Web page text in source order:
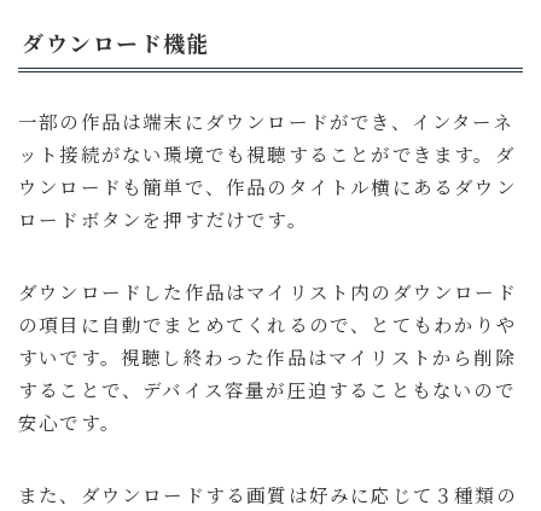
ダウンロード機能
一部の作品は端末にダウンロードができ、インターネ
ット接続がない環境でも視聴することができます。ダ
ウンロードも簡単で、作品のタイトル横にあるダウン
ロードボタンを押すだけです。
ダウンロードした作品はマイリスト内のダウンロード
の項目に自動でまとめてくれるので、とてもわかりや
すいです。視聴し終わった作品はマイリストから削除
することで、デバイス容量が圧迫することもないので
安心です。
また、ダウンロードする画質は好みに応じて３種類の